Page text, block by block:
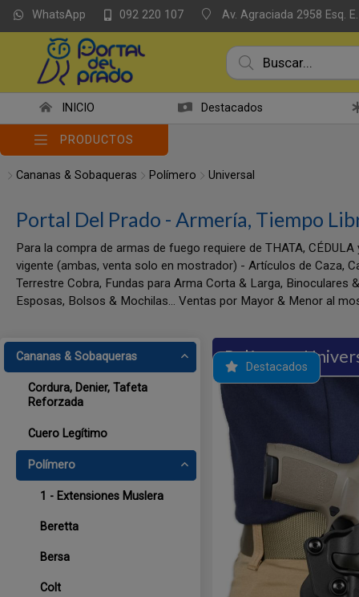
WhatsApp 092 220 107 Av. Agraciada 2958 Esq.
INICIO Destacados
PRODUCTOS
Cananas & Sobaqueras Polímero Universal
Portal Del Prado - Armería, Tiempo
Para la compra de armas de fuego requiere de THATA,
vigente (ambas, venta solo en mostrador) - Artículos de Caza,
Terrestre Cobra, Fundas para Arma Corta & Larga,
Esposas, Bolsos & Mochilas... Ventas por Mayor & Menor al
Cananas & Sobaqueras
Cordura, Denier, Tafeta
Reforzada
Cuero Legítimo
Polímero
1 - Extensiones Muslera
Beretta
Bersa
Colt
Polímero
Destacados
regulable MULTI-FIT de
diseñado, - La paleta